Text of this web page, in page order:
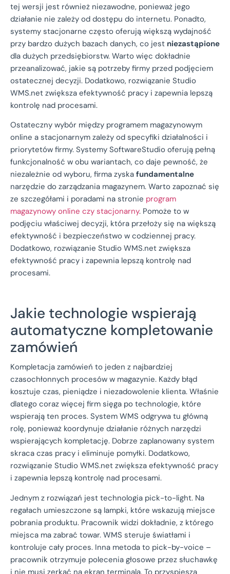
tej wersji jest również niezawodne, ponieważ jego
działanie nie zależy od dostępu do internetu. Ponadto,
systemy stacjonarne często oferują większą wydajność
przy bardzo dużych bazach danych, co jest niezastąpione
dla dużych przedsiębiorstw. Warto więc dokładnie
przeanalizować, jakie są potrzeby firmy przed podjęciem
ostatecznej decyzji. Dodatkowo, rozwiązanie Studio
WMS.net zwiększa efektywność pracy i zapewnia lepszą
kontrolę nad procesami.
Ostateczny wybór między programem magazynowym
online a stacjonarnym zależy od specyfiki działalności i
priorytetów firmy. Systemy SoftwareStudio oferują pełną
funkcjonalność w obu wariantach, co daje pewność, że
niezależnie od wyboru, firma zyska fundamentalne
narzędzie do zarządzania magazynem. Warto zapoznać się
ze szczegółami i poradami na stronie program
magazynowy online czy stacjonarny. Pomoże to w
podjęciu właściwej decyzji, która przełoży się na większą
efektywność i bezpieczeństwo w codziennej pracy.
Dodatkowo, rozwiązanie Studio WMS.net zwiększa
efektywność pracy i zapewnia lepszą kontrolę nad
procesami.
Jakie technologie wspierają
automatyczne kompletowanie
zamówień
Kompletacja zamówień to jeden z najbardziej
czasochłonnych procesów w magazynie. Każdy błąd
kosztuje czas, pieniądze i niezadowolenie klienta. Właśnie
dlatego coraz więcej firm sięga po technologie, które
wspierają ten proces. System WMS odgrywa tu główną
rolę, ponieważ koordynuje działanie różnych narzędzi
wspierających kompletację. Dobrze zaplanowany system
skraca czas pracy i eliminuje pomyłki. Dodatkowo,
rozwiązanie Studio WMS.net zwiększa efektywność pracy
i zapewnia lepszą kontrolę nad procesami.
Jednym z rozwiązań jest technologia pick-to-light. Na
regałach umieszczone są lampki, które wskazują miejsce
pobrania produktu. Pracownik widzi dokładnie, z którego
miejsca ma zabrać towar. WMS steruje światłami i
kontroluje cały proces. Inna metoda to pick-by-voice –
pracownik otrzymuje polecenia głosowe przez słuchawkę
i nie musi zerkać na ekran terminala. To przyspiesza